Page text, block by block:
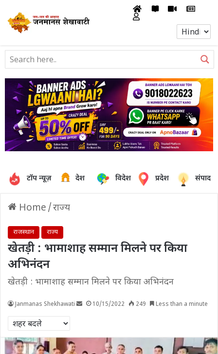
टॉप न्यूज़ देश विदेश प्रदेश
Home /राज्य
राजस्थान राज्य
खेतड़ी : भामाशाह सम्मान मिलने पर किया
अभिनंदन
खेतड़ी : भामाशाह सम्मान मिलने पर किया अभिनंदन
Janmanas Shekhawati 10/15/2022 249 Less than a minute